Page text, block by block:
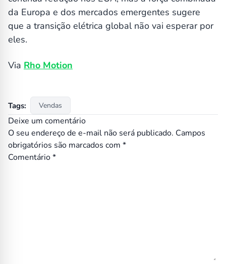
da Europa e dos mercados emergentes sugere
que a transição elétrica global não vai esperar por
eles.
Via Rho Motion
Tags: Vendas
Deixe um comentário
O seu endereço de e-mail não será publicado. Campos
obrigatórios são marcados com *
Comentário*